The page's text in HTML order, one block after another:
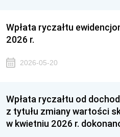
Wpłata ryczałtu
2026 r.
2026-05-20
Wpłata ryczałtu od
z tytułu zmiany wartości
w kwietniu 2026 r.